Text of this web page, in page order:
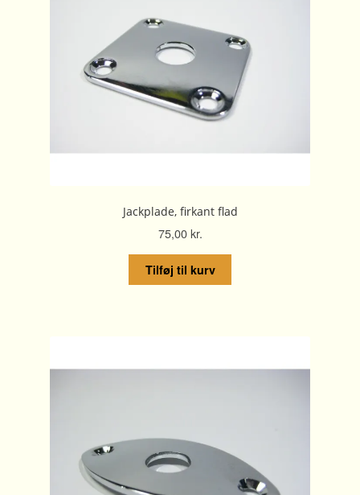
Jackplade, firkant flad
75,00kr.
Tilføj til kurv